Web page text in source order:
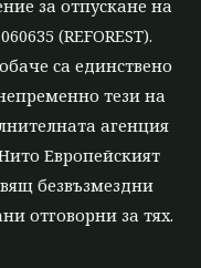
за отпускане на
(REFOREST).
са единствено
тези на
агенция
Европейският
безвъзмездни
отговорни за тях.